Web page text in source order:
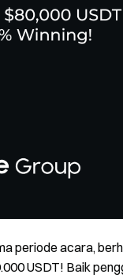
periode acara,
USDT! Baik